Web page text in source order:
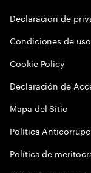
Declaración de
Condiciones de uso
Cookie Policy
Declaración de
Mapa del Sitio
Política
Política de